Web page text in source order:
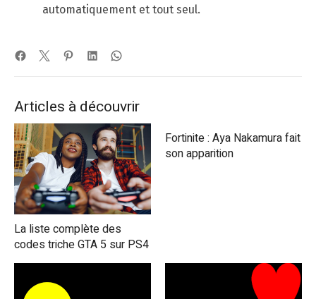
automatiquement et tout seul.
Articles à découvrir
La liste complète des
codes triche GTA 5 sur PS4
Fortinite : Aya Nakamura fait
son apparition